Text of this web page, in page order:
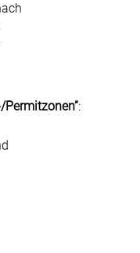
Permitzonen”: